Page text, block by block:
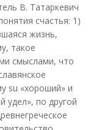
В. Татаркевич
счастья: 1)
жизнь,
такое
смыслами, что
su «хороший» и
удел», по другой